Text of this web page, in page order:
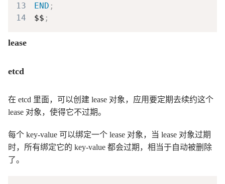
13
END ;
14
$$ ;
lease
etcd
在 etcd 里面，可以创建 lease 对象，应用要定期去续约这个
lease 对象，使得它不过期。
每个 key-value 可以绑定一个 lease 对象，当 lease 对象过期
时，所有绑定它的 key-value 都会过期，相当于自动被删除
了。